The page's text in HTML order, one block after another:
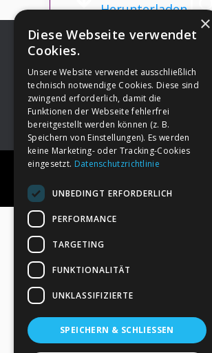
Herunterladen
Footer →Deine Spende
×
Diese Webseite verwendet
Cookies.
Unsere Website verwendet ausschließlich
technisch notwendige Cookies. Diese sind
zwingend erforderlich, damit die
Funktionen der Webseite fehlerfrei
bereitgestellt werden können (z. B.
Speichern von Einstellungen). Es werden
keine Marketing- oder Tracking-Cookies
eingesetzt. Datenschutzrichtlinie
UNBEDINGT ERFORDERLICH
PERFORMANCE
TARGETING
FUNKTIONALITÄT
UNKLASSIFIZIERTE
SPEICHERN & SCHLIESSEN